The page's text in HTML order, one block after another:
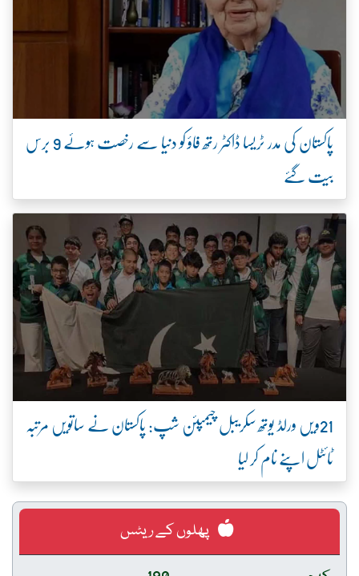
پاکستان کی مدر ٹریسا ڈاکٹر رتھ فاؤ کو دنیا سے رخصت ہوئے 9 برس
بیت گئے
21ویں ورلڈ یوتھ سکریبل چیمپئن شپ: پاکستان نے ساتویں مرتبہ
ٹائٹل اپنے نام کر لیا
پھلوں کے ریٹس